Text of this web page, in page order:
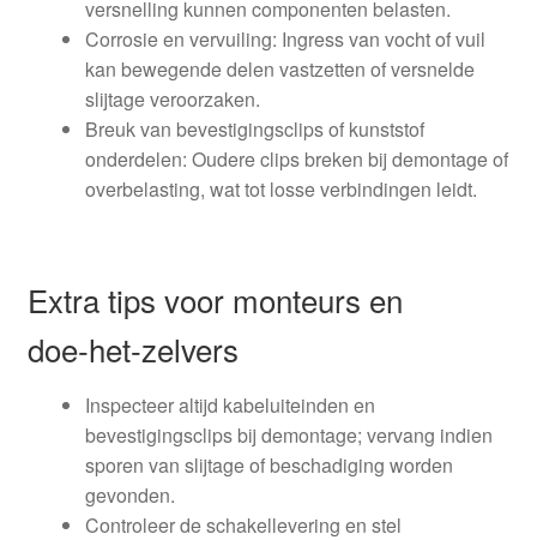
versnelling kunnen componenten belasten.
Corrosie en vervuiling: Ingress van vocht of vuil
kan bewegende delen vastzetten of versnelde
slijtage veroorzaken.
Breuk van bevestigingsclips of kunststof
onderdelen: Oudere clips breken bij demontage of
overbelasting, wat tot losse verbindingen leidt.
Extra tips voor monteurs en
doe‑het‑zelvers
Inspecteer altijd kabeluiteinden en
bevestigingsclips bij demontage; vervang indien
sporen van slijtage of beschadiging worden
gevonden.
Controleer de schakellevering en stel